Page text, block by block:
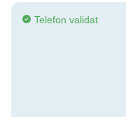
Telefon validat